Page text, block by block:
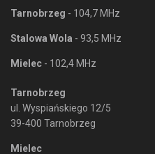
Tarnobrzeg - 104,7 MHz
Stalowa Wola - 93,5 MHz
Mielec - 102,4 MHz
Tarnobrzeg
ul. Wyspiańskiego 12/5
39-400 Tarnobrzeg
Mielec